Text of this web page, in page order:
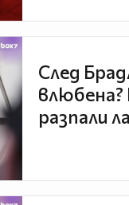
След
разпали